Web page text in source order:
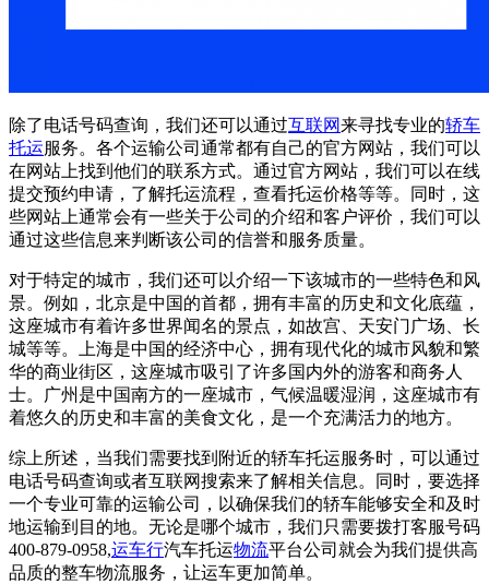
除了电话号码查询，我们还可以通过互联网来寻找专业的轿车
托运服务。各个运输公司通常都有自己的官方网站，我们可以
在网站上找到他们的联系方式。通过官方网站，我们可以在线
提交预约申请，了解托运流程，查看托运价格等等。同时，这
些网站上通常会有一些关于公司的介绍和客户评价，我们可以
通过这些信息来判断该公司的信誉和服务质量。
对于特定的城市，我们还可以介绍一下该城市的一些特色和风
景。例如，北京是中国的首都，拥有丰富的历史和文化底蕴，
这座城市有着许多世界闻名的景点，如故宫、天安门广场、长
城等等。上海是中国的经济中心，拥有现代化的城市风貌和繁
华的商业街区，这座城市吸引了许多国内外的游客和商务人
士。广州是中国南方的一座城市，气候温暖湿润，这座城市有
着悠久的历史和丰富的美食文化，是一个充满活力的地方。
综上所述，当我们需要找到附近的轿车托运服务时，可以通过
电话号码查询或者互联网搜索来了解相关信息。同时，要选择
一个专业可靠的运输公司，以确保我们的轿车能够安全和及时
地运输到目的地。无论是哪个城市，我们只需要拨打客服号码
400-879-0958,运车行汽车托运物流平台公司就会为我们提供高
品质的整车物流服务，让运车更加简单。